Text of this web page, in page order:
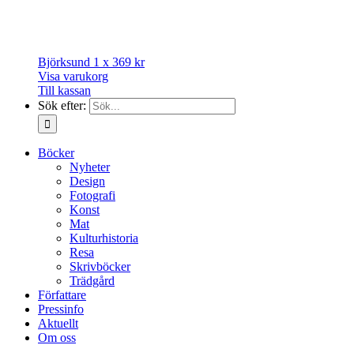
Björksund 1 x 369 kr
Visa varukorg
Till kassan
Sök efter:
Böcker
Nyheter
Design
Fotografi
Konst
Mat
Kulturhistoria
Resa
Skrivböcker
Trädgård
Författare
Pressinfo
Aktuellt
Om oss